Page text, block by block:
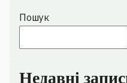
Пошук
Недавні